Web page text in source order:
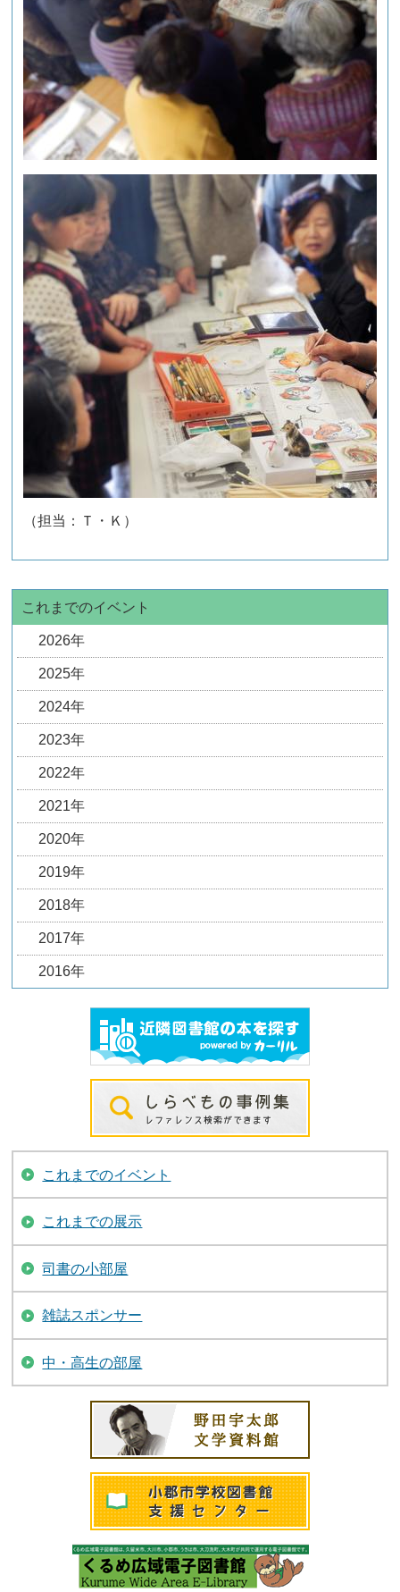
（担当：Ｔ・Ｋ）
これまでのイベント
2026年
2025年
2024年
2023年
2022年
2021年
2020年
2019年
2018年
2017年
2016年
これまでのイベント
これまでの展示
司書の小部屋
雑誌スポンサー
中・高生の部屋